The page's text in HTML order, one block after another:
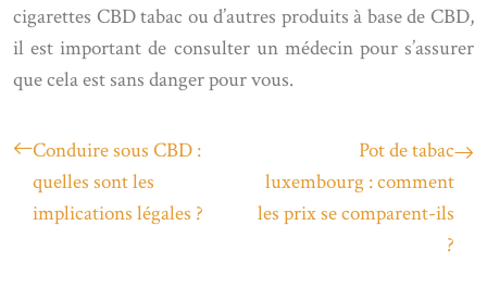
cigarettes CBD tabac ou d’autres produits à base de CBD,
il est important de consulter un médecin pour s’assurer
que cela est sans danger pour vous.
Conduire sous CBD :
quelles sont les
implications légales ?
Pot de tabac
luxembourg : comment
les prix se comparent-ils
?